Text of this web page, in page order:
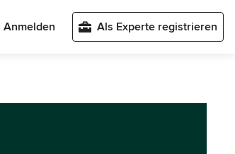
Anmelden Als Experte registrieren